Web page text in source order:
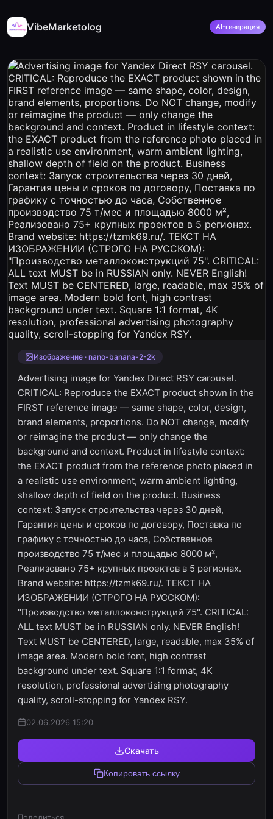
VibeMarketolog AI-генерация
Изображение · nano-banana-2-2k
Advertising image for Yandex Direct RSY carousel.
CRITICAL: Reproduce the EXACT product shown in the
FIRST reference image — same shape, color, design,
brand elements, proportions. Do NOT change, modify
or reimagine the product — only change the
background and context. Product in lifestyle context:
the EXACT product from the reference photo placed in
a realistic use environment, warm ambient lighting,
shallow depth of field on the product. Business
context: Запуск строительства через 30 дней,
Гарантия цены и сроков по договору, Поставка по
графику с точностью до часа, Собственное
производство 75 т/мес и площадью 8000 м²,
Реализовано 75+ крупных проектов в 5 регионах.
Brand website: https://tzmk69.ru/. ТЕКСТ НА
ИЗОБРАЖЕНИИ (СТРОГО НА РУССКОМ):
"Производство металлоконструкций 75". CRITICAL:
ALL text MUST be in RUSSIAN only. NEVER English!
Text MUST be CENTERED, large, readable, max 35% of
image area. Modern bold font, high contrast
background under text. Square 1:1 format, 4K
resolution, professional advertising photography
quality, scroll-stopping for Yandex RSY.
02.06.2026 15:20
Скачать
Копировать ссылку